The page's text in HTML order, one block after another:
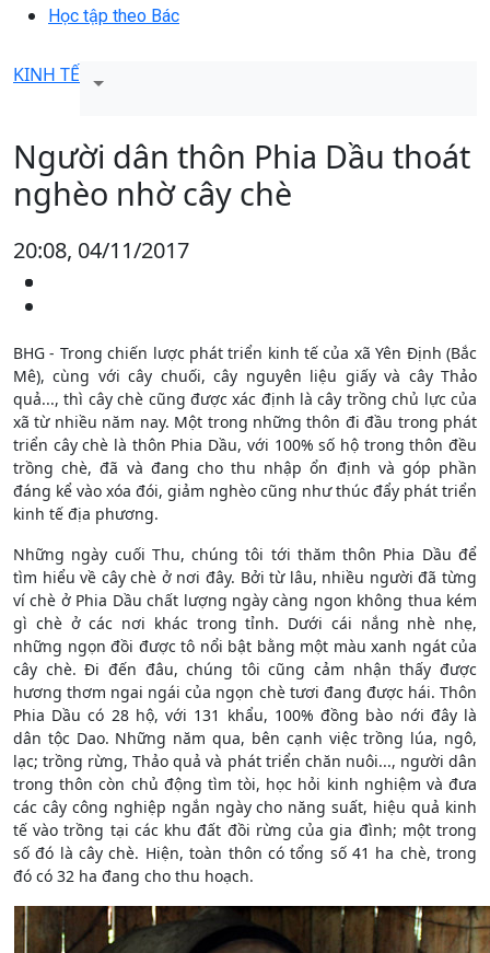
Học tập theo Bác
KINH TẾ
Người dân thôn Phia Dầu thoát
nghèo nhờ cây chè
20:08, 04/11/2017
BHG - Trong chiến lược phát triển kinh tế của xã Yên Định (Bắc
Mê), cùng với cây chuối, cây nguyên liệu giấy và cây Thảo
quả..., thì cây chè cũng được xác định là cây trồng chủ lực của
xã từ nhiều năm nay. Một trong những thôn đi đầu trong phát
triển cây chè là thôn Phia Dầu, với 100% số hộ trong thôn đều
trồng chè, đã và đang cho thu nhập ổn định và góp phần
đáng kể vào xóa đói, giảm nghèo cũng như thúc đẩy phát triển
kinh tế địa phương.
Những ngày cuối Thu, chúng tôi tới thăm thôn Phia Dầu để
tìm hiểu về cây chè ở nơi đây. Bởi từ lâu, nhiều người đã từng
ví chè ở Phia Dầu chất lượng ngày càng ngon không thua kém
gì chè ở các nơi khác trong tỉnh. Dưới cái nắng nhè nhẹ,
những ngọn đồi được tô nổi bật bằng một màu xanh ngát của
cây chè. Đi đến đâu, chúng tôi cũng cảm nhận thấy được
hương thơm ngai ngái của ngọn chè tươi đang được hái. Thôn
Phia Dầu có 28 hộ, với 131 khẩu, 100% đồng bào nới đây là
dân tộc Dao. Những năm qua, bên cạnh việc trồng lúa, ngô,
lạc; trồng rừng, Thảo quả và phát triển chăn nuôi..., người dân
trong thôn còn chủ động tìm tòi, học hỏi kinh nghiệm và đưa
các cây công nghiệp ngắn ngày cho năng suất, hiệu quả kinh
tế vào trồng tại các khu đất đồi rừng của gia đình; một trong
số đó là cây chè. Hiện, toàn thôn có tổng số 41 ha chè, trong
đó có 32 ha đang cho thu hoạch.